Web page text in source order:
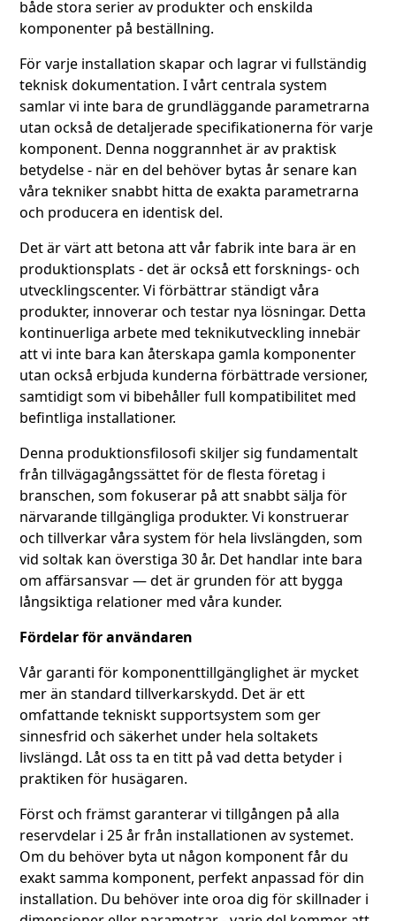
både stora serier av produkter och enskilda
komponenter på beställning.
För varje installation skapar och lagrar vi fullständig
teknisk dokumentation. I vårt centrala system
samlar vi inte bara de grundläggande parametrarna
utan också de detaljerade specifikationerna för varje
komponent. Denna noggrannhet är av praktisk
betydelse - när en del behöver bytas år senare kan
våra tekniker snabbt hitta de exakta parametrarna
och producera en identisk del.
Det är värt att betona att vår fabrik inte bara är en
produktionsplats - det är också ett forsknings- och
utvecklingscenter. Vi förbättrar ständigt våra
produkter, innoverar och testar nya lösningar. Detta
kontinuerliga arbete med teknikutveckling innebär
att vi inte bara kan återskapa gamla komponenter
utan också erbjuda kunderna förbättrade versioner,
samtidigt som vi bibehåller full kompatibilitet med
befintliga installationer.
Denna produktionsfilosofi skiljer sig fundamentalt
från tillvägagångssättet för de flesta företag i
branschen, som fokuserar på att snabbt sälja för
närvarande tillgängliga produkter. Vi konstruerar
och tillverkar våra system för hela livslängden, som
vid soltak kan överstiga 30 år. Det handlar inte bara
om affärsansvar — det är grunden för att bygga
långsiktiga relationer med våra kunder.
Fördelar för användaren
Vår garanti för komponenttillgänglighet är mycket
mer än standard tillverkarskydd. Det är ett
omfattande tekniskt supportsystem som ger
sinnesfrid och säkerhet under hela soltakets
livslängd. Låt oss ta en titt på vad detta betyder i
praktiken för husägaren.
Först och främst garanterar vi tillgången på alla
reservdelar i 25 år från installationen av systemet.
Om du behöver byta ut någon komponent får du
exakt samma komponent, perfekt anpassad för din
installation. Du behöver inte oroa dig för skillnader i